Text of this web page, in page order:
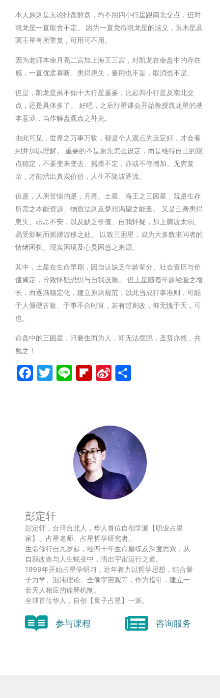
本人原则是无论排盘解盘，均不用四小行星跟南北交点，但对
凯龙星一直取舍不定。 因为一直觉得凯龙星的涵义，跟木星及
冥王星有所重复，可用可不用。
因为老师本命月亮二宫加上海王三宫，对凯龙在命盘中的存在
感，一直优柔寡断、患得患失，要用也不是，取消也不是。
但是，凯龙星虽不如十大行星重要，比起四小行星及南北交
点，还是具体多了。 好吧，之后行星课会开始教授凯龙星的基
本意涵，当作解盘观点之补充。
由此可见，世界之万事万物，都是个人观点先设定好，才会看
到并加以理解。 重要的不是原先怎么设定，而是维持自己的观
点稳定，不要变来变去、摇摆不定，亦或不停增加、无穷复
杂，才能活出真实价值，人生不随波逐流。
但是，人所苦恼的是，月亮、土星、海王之三困星，既是生存
所需之本能资源、物质法则及梦想渴望之能量。 又是己身患得
患失、忐忑不安，以及缺乏价值、自我怀疑，加上脑波太弱、
易受影响而摇摆游移之处。 以致三困星，成为大多数求问者的
情绪困扰、现实困境及心灵困惑之来源。
其中，土星在生命早期，因自认缺乏年龄辈分、社会资历与价
值肯定，导致怀疑恐惧与自我设限。 但土星随着年龄经验之增
长，而逐渐稳定化，建立原则规范，以此当成行事准则，可能
于人僵硬古板、于事不合时宜，若有过则改，仰无愧于天，可
也。
命盘中的三困星，只要生而为人，即无法摆脱，圣贤亦然，共
勉之！
Facebook
Twitter
LineFlipboard
Sina
彭定轩
彭定轩，台湾台北人，华人首位自创学派【职业占星
家】、占星老师、占星哲学研究者。
生命修行自九岁起，经四十年生命磨练及深度思索，从
自我改造与人生蜕变中，悟出宇宙运行之道。
1999年开始占星学研习，近年着力以哲学思想，结合量
子力学、混沌理论、全像宇宙观等，作为指引，建立一
套天人相应的诠释机制。
全球首位华人，自创【量子占星】一派。
参与课程 咨询服务